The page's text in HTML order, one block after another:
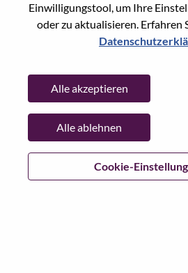
Einwilligungstool, um Ihre
oder zu aktualisieren. Erfahren
Cookie-
Alle akzeptieren
Alle ablehnen
Continue
Go Back